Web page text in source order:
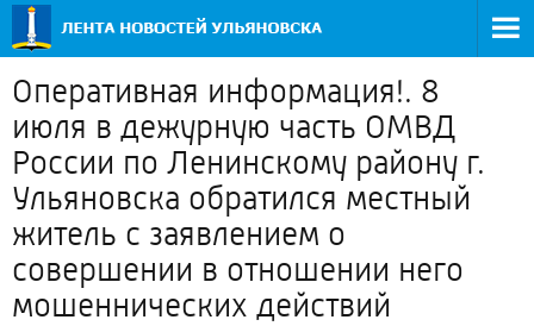
Оперативная информация!. 8
июля в дежурную часть ОМВД
России по Ленинскому району г.
Ульяновска обратился местный
житель с заявлением о
совершении в отношении него
мошеннических действий